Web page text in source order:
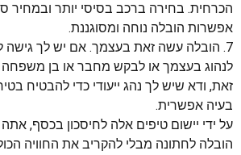
הכרחית. בחירה ברכב בסיסי יותר ובמחיר
אפשרות הובלה נוחה ומסוגננת.
7. הובלה עשה זאת בעצמך. אם יש לך גישה
לנהוג בעצמך או לבקש מחבר או בן
זאת, ודא שיש לך נהג ייעודי כדי להבטיח
בעיה אפשרית.
על ידי יישום טיפים אלה לחיסכון בכסף, אתה
הובלה לחתונה מבלי להקריב את החוויה